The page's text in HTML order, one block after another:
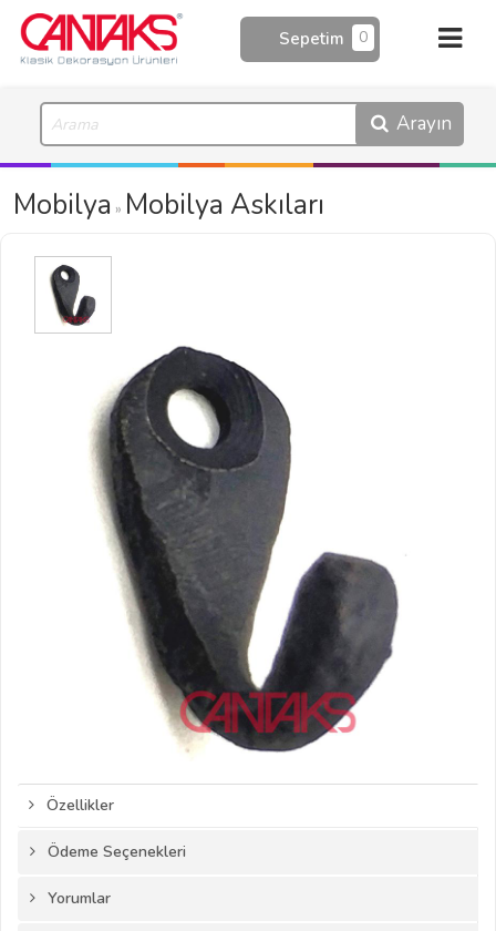
0
Sepetim
Arayın
Mobilya » Mobilya Askıları
Özellikler
Ödeme Seçenekleri
Yorumlar